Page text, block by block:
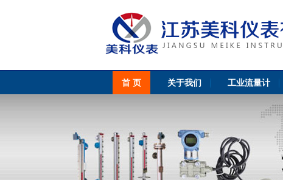
首 页 关于我们 工业流量计